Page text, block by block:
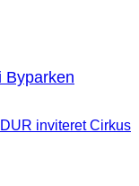
Byparken
inviteret Cirkus